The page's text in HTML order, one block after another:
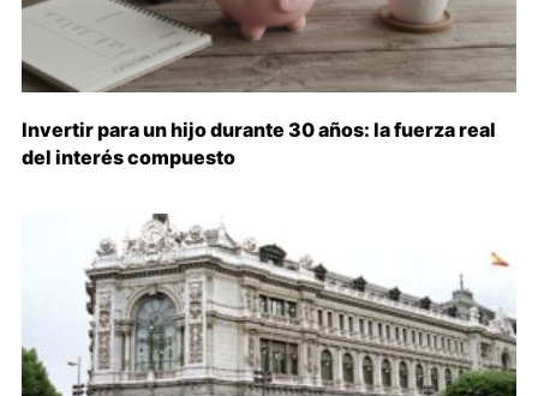
Invertir para un hijo durante 30 años: la fuerza real
del interés compuesto